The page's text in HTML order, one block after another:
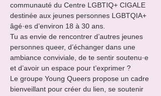
communauté du Centre LGBTIQ+ CIGALE
destinée aux jeunes personnes LGBTQIA+
âgé·es d’environ 18 à 30 ans.
Tu as envie de rencontrer d’autres jeunes
personnes queer, d’échanger dans une
ambiance conviviale, de te sentir soutenu·e
et d’avoir un espace pour t’exprimer ?
Le groupe Young Queers propose un cadre
bienveillant pour créer du lien, se soutenir